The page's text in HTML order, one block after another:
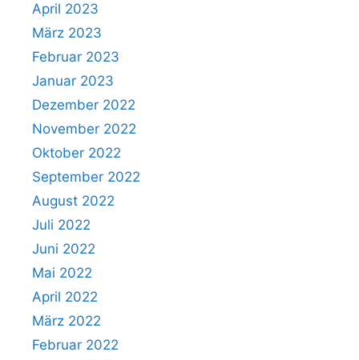
April 2023
März 2023
Februar 2023
Januar 2023
Dezember 2022
November 2022
Oktober 2022
September 2022
August 2022
Juli 2022
Juni 2022
Mai 2022
April 2022
März 2022
Februar 2022